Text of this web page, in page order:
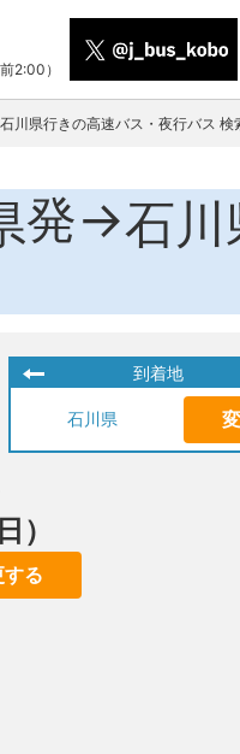
2:00）
川県行きの高速バス・夜行バス 検
発→石川
到着地
石川県
）
る